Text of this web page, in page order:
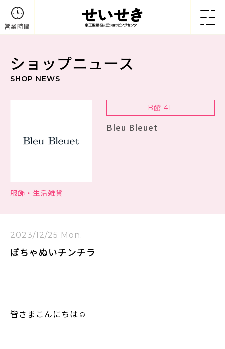
営業時間
ショップニュース
SHOP NEWS
B館 4F
Bleu Bleuet
服飾・生活雑貨
2023/12/25 Mon.
ぽちゃぬいチンチラ
皆さまこんにちは☺️